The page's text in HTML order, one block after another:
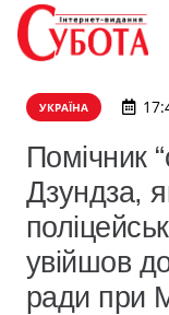
УКРАЇНА
Помічник
Дзундза,
увійшов
ради при